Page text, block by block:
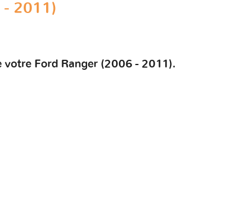
- 2011)
votre Ford Ranger (2006 - 2011).